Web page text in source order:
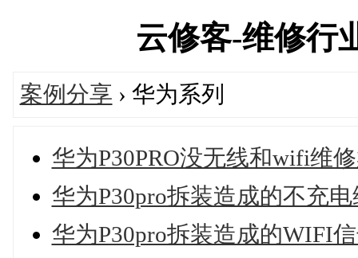
云修客-维修行
案例分享 › 华为系列
华为P30PRO没无线和wifi维
华为P30pro拆装造成的不充
华为P30pro拆装造成的WIFI